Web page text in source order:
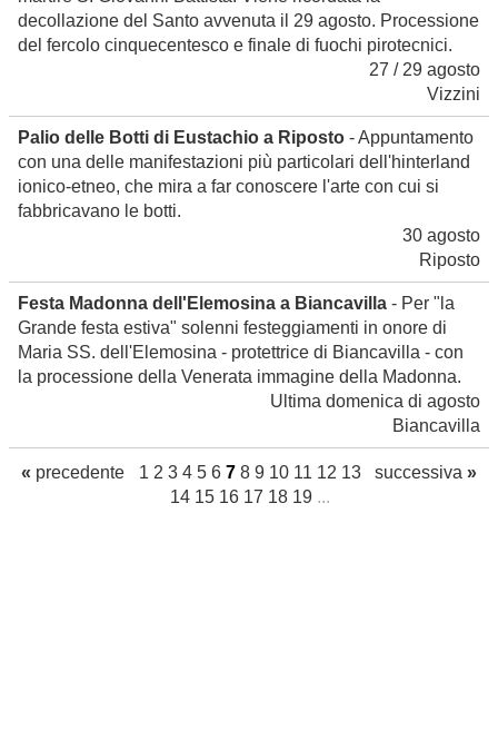
decollazione del Santo avvenuta il 29 agosto. Processione
del fercolo cinquecentesco e finale di fuochi pirotecnici.
27 / 29 agosto
Vizzini
Palio delle Botti di Eustachio a Riposto - Appuntamento
con una delle manifestazioni più particolari dell'hinterland
ionico-etneo, che mira a far conoscere l'arte con cui si
fabbricavano le botti.
30 agosto
Riposto
Festa Madonna dell'Elemosina a Biancavilla - Per "la
Grande festa estiva" solenni festeggiamenti in onore di
Maria SS. dell'Elemosina - protettrice di Biancavilla - con
la processione della Venerata immagine della Madonna.
Ultima domenica di agosto
Biancavilla
« precedente 1 2 3 4 5 6 7 8 9 10 11 12 13
14 15 16 17 18 19...
successiva »